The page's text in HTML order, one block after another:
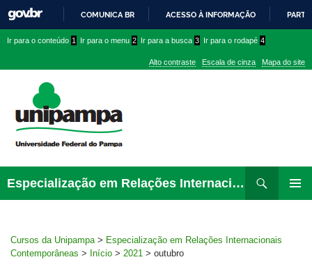
PARA
CONTEÚDO
COMUNICA BR ACESSO À INFORMAÇÃO
conteúdo
menu
superior
menu
Ir para o conteúdo 1 Ir para o menu 2 Ir para a busca 3 Ir para o rodapé 4
Alto contraste Escala de cinza Mapa do site
Especialização em Relações Internacionais Contemporâneas
para
Cursos da Unipampa > Especialização em Relações Internacionais
Contemporâneas > Início > 2021 > outubro